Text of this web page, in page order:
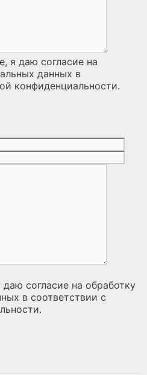
я даю согласие на
данных в
конфиденциальности.
согласие на обработку
в соответствии с
.